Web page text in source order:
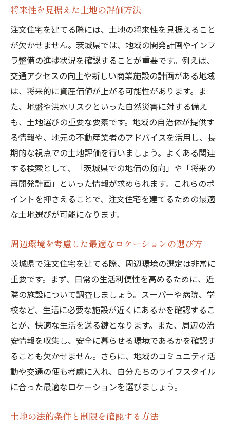
施工中にチェックすべき重要な項目
コストオーバーを防ぐ予算管理方法
施工現場でのコミュニケーションの取り方
アフターフォローまでを考慮した施工計画
茨城県の地域性を考慮した注文住宅の予算設定
法
地域特有のコストを見積もる方法
予算内で理想を実現するための優先順位の
付け方
コスト削減のための資材選びと工法の工夫
補助金や助成金を活用した予算計画
無理のない資金計画を立てるためのアドバ
イス
注文住宅の法的手続きと専門家の選び方
注文住宅に必要な法的手続き一覧
許可申請をスムーズに進める方法
土地や建物の権利確認と手続きの流れ
信頼できる不動産業者の見つけ方
設計士や施工業者との適切な契約方法
法的トラブルを避けるための注意点
暮らしやすさとデザイン性を両立する注文住宅
の秘訣
デザイン性を高めるインテリアの選び方
将来性を見据えた土地の評価方法
注文住宅を建てる際には、土地の将来性を見据えること
が欠かせません。茨城県では、地域の開発計画やインフ
ラ整備の進捗状況を確認することが重要です。例えば、
交通アクセスの向上や新しい商業施設の計画がある地域
は、将来的に資産価値が上がる可能性があります。ま
た、地盤や洪水リスクといった自然災害に対する備え
も、土地選びの重要な要素です。地域の自治体が提供す
る情報や、地元の不動産業者のアドバイスを活用し、長
期的な視点での土地評価を行いましょう。よくある関連
する検索として、「茨城県での地価の動向」や「将来の
再開発計画」といった情報が求められます。これらのポ
イントを押さえることで、注文住宅を建てるための最適
な土地選びが可能になります。
周辺環境を考慮した最適なロケーションの選び方
茨城県で注文住宅を建てる際、周辺環境の選定は非常に
重要です。まず、日常の生活利便性を高めるために、近
隣の施設について調査しましょう。スーパーや病院、学
校など、生活に必要な施設が近くにあるかを確認するこ
とが、快適な生活を送る鍵となります。また、周辺の治
安情報を収集し、安全に暮らせる環境であるかを確認す
ることも欠かせません。さらに、地域のコミュニティ活
動や交通の便も考慮に入れ、自分たちのライフスタイル
に合った最適なロケーションを選びましょう。
土地の法的条件と制限を確認する方法